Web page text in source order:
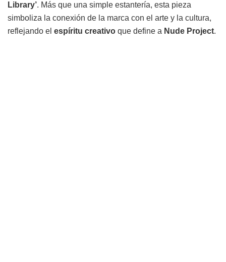
Library’. Más que una simple estantería, esta pieza
simboliza la conexión de la marca con el arte y la cultura,
reflejando el espíritu creativo que define a Nude Project.